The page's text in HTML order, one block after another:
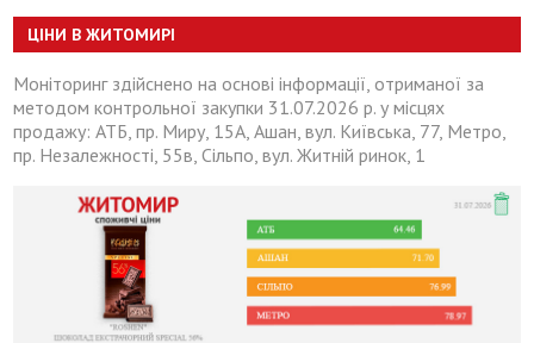
ЦІНИ В ЖИТОМИРІ
Моніторинг здійснено на основі інформації, отриманої за
методом контрольної закупки 31.07.2026 р. у місцях
продажу: АТБ, пр. Миру, 15А, Ашан, вул. Київська, 77, Метро,
пр. Незалежності, 55в, Сільпо, вул. Житній ринок, 1